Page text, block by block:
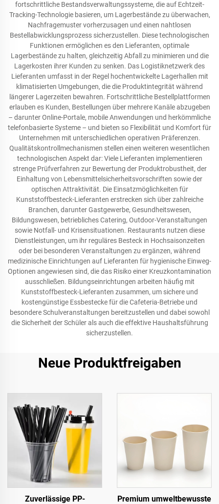
fortschrittliche Bestandsverwaltungssysteme, die auf Echtzeit-
Tracking-Technologie basieren, um Lagerbestände zu überwachen,
Nachfragemuster vorherzusagen und einen nahtlosen
Bestellabwicklungsprozess sicherzustellen. Diese technologischen
Funktionen ermöglichen es den Lieferanten, optimale
Lagerbestände zu halten, gleichzeitig Abfall zu minimieren und die
Lagerkosten ihrer Kunden zu senken. Das Logistiknetzwerk des
Lieferanten umfasst in der Regel hochentwickelte Lagerhallen mit
klimatisierten Umgebungen, die die Produktintegrität während
längerer Lagerzeiten bewahren. Fortschrittliche Bestellplattformen
erlauben es Kunden, Bestellungen über mehrere Kanäle abzugeben
– darunter Online-Portale, mobile Anwendungen und herkömmliche
telefonbasierte Systeme – und bieten so Flexibilität und Komfort für
Unternehmen mit unterschiedlichen operativen Präferenzen.
Qualitätskontrollmechanismen stellen einen weiteren wesentlichen
technologischen Aspekt dar: Viele Lieferanten implementieren
strenge Prüfverfahren zur Bewertung der Produktrobustheit, der
Einhaltung von Lebensmittelsicherheitsvorschriften sowie der
optischen Attraktivität. Die Einsatzmöglichkeiten für
Kunststoffbesteck-Lieferanten erstrecken sich über zahlreiche
Branchen, darunter Gastgewerbe, Gesundheitswesen,
Bildungswesen, betriebliches Catering, Outdoor-Veranstaltungen
sowie Notfall- und Krisensituationen. Restaurants nutzen diese
Dienstleistungen, um ihr reguläres Besteck in Hochsaisonzeiten
oder bei besonderen Veranstaltungen zu ergänzen, während
medizinische Einrichtungen auf Lieferanten für hygienische Einweg-
Optionen angewiesen sind, die das Risiko einer Kreuzkontamination
ausschließen. Bildungseinrichtungen arbeiten häufig mit
Kunststoffbesteck-Lieferanten zusammen, um sichere und
kostengünstige Essbestecke für die Cafeteria-Betriebe und
besondere Schulveranstaltungen bereitzustellen und dabei sowohl
die Sicherheit der Schüler als auch die effektive Haushaltsführung
sicherzustellen.
Neue Produktfreigaben
Zuverlässige PP-
Premium umweltbewusste